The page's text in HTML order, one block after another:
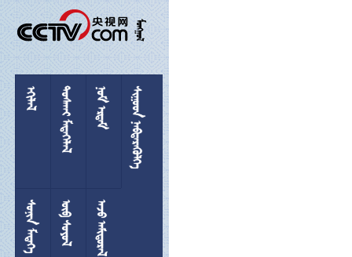

 
 
 
 
 
 